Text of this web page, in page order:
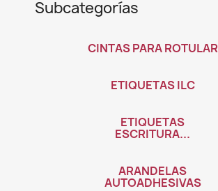
Subcategorías
CINTAS PARA ROTULAR
ETIQUETAS ILC
ETIQUETAS
ESCRITURA...
ARANDELAS
AUTOADHESIVAS